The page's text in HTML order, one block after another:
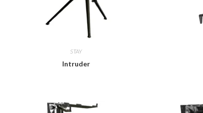
STAY
Intruder